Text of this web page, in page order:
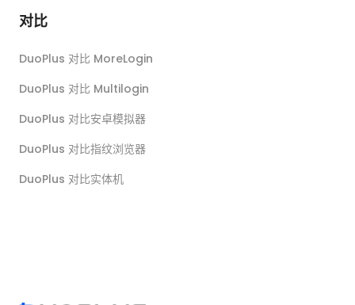
对比
DuoPlus 对比 MoreLogin
DuoPlus 对比 Multilogin
DuoPlus 对比安卓模拟器
DuoPlus 对比指纹浏览器
DuoPlus 对比实体机